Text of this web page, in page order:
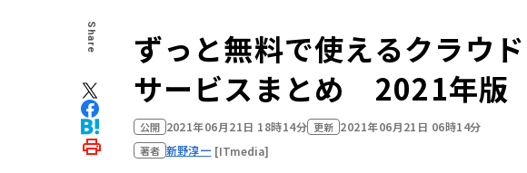
Share
ずっと無料で使えるクラウ
サービスまとめ 2021年版
公開 2021年06月21日 18時14分 更新 2021年06月21日 06時14分
著者 新野淳一 [ITmedia]